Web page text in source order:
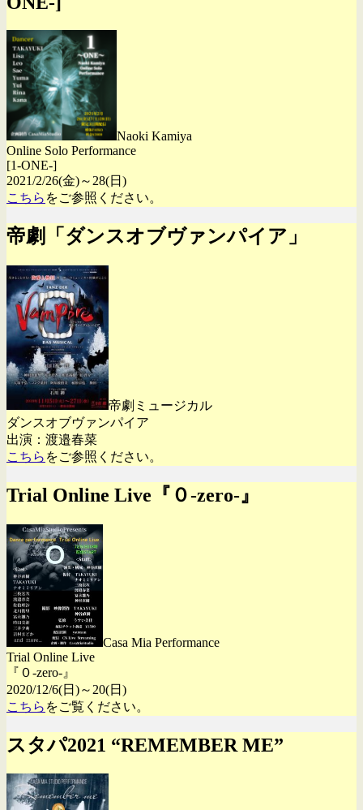
Naoki Kamiya
Online Solo Performance
[1-ONE-]
2021/2/26(金)～28(日)
こちら をご参照ください。
帝劇「ダンスオブヴァンパイア」
帝劇ミュージカル
ダンスオブヴァンパイア
出演：渡邉春菜
こちら をご参照ください。
Trial Online Live『０-zero-』
Casa Mia Performance
Trial Online Live
『０-zero-』
2020/12/6(日)～20(日)
こちら をご覧ください。
スタパ2021 “REMEMBER ME”